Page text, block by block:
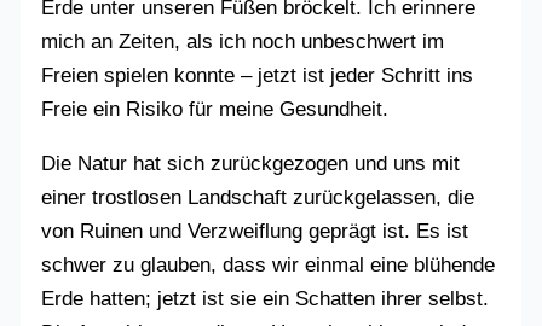
Erde unter unseren Füßen bröckelt. Ich erinnere
mich an Zeiten, als ich noch unbeschwert im
Freien spielen konnte – jetzt ist jeder Schritt ins
Freie ein Risiko für meine Gesundheit.
Die Natur hat sich zurückgezogen und uns mit
einer trostlosen Landschaft zurückgelassen, die
von Ruinen und Verzweiflung geprägt ist. Es ist
schwer zu glauben, dass wir einmal eine blühende
Erde hatten; jetzt ist sie ein Schatten ihrer selbst.